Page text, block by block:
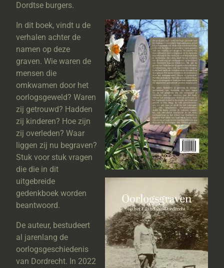
Dordtse burgers.
In dit boek, vindt u de
verhalen achter de
namen op deze
graven. Wie waren de
mensen die
omkwamen door het
oorlogsgeweld? Waren
zij getrouwd? Hadden
zij kinderen? Hoe zijn
zij overleden? Waar
liggen zij nu begraven?
Stuk voor stuk vragen
die die in dit
uitgebreide
gedenkboek worden
beantwoord.
De auteur, bestudeert
al jarenlang de
oorlogsgeschiedenis
van Dordrecht. In 2022